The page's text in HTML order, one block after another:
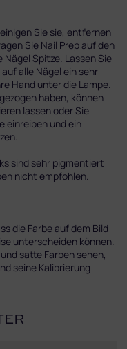
Sie sie, entfernen
Sie Nail Prep auf den
Spitze. Lassen Sie
alle Nägel ein sehr
Hand unter die Lampe.
haben, können
lassen oder Sie
einreiben und ein
sind sehr pigmentiert
nicht empfohlen.
die Farbe auf dem Bild
unterscheiden können.
satte Farben sehen,
seine Kalibrierung